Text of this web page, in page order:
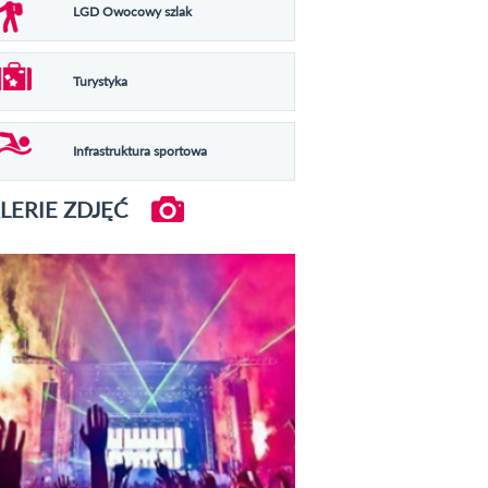
LGD Owocowy szlak
Turystyka
Infrastruktura sportowa
ZDJĘĆ